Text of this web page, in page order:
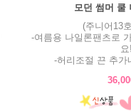
모던 썸머 쿨
(주니어13
-여름용 나일론팬츠로
-허리조절 끈 추가